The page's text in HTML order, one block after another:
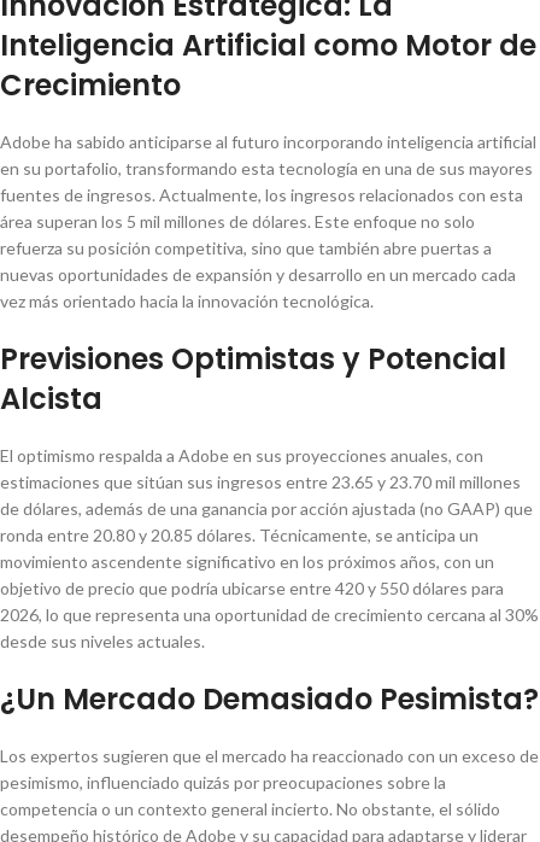
Inteligencia Artificial como Motor de
Crecimiento
Adobe ha sabido anticiparse al futuro incorporando inteligencia artificial
en su portafolio, transformando esta tecnología en una de sus mayores
fuentes de ingresos. Actualmente, los ingresos relacionados con esta
área superan los 5 mil millones de dólares. Este enfoque no solo
refuerza su posición competitiva, sino que también abre puertas a
nuevas oportunidades de expansión y desarrollo en un mercado cada
vez más orientado hacia la innovación tecnológica.
Previsiones Optimistas y Potencial
Alcista
El optimismo respalda a Adobe en sus proyecciones anuales, con
estimaciones que sitúan sus ingresos entre 23.65 y 23.70 mil millones
de dólares, además de una ganancia por acción ajustada (no GAAP) que
ronda entre 20.80 y 20.85 dólares. Técnicamente, se anticipa un
movimiento ascendente significativo en los próximos años, con un
objetivo de precio que podría ubicarse entre 420 y 550 dólares para
2026, lo que representa una oportunidad de crecimiento cercana al 30%
desde sus niveles actuales.
¿Un Mercado Demasiado Pesimista?
Los expertos sugieren que el mercado ha reaccionado con un exceso de
pesimismo, influenciado quizás por preocupaciones sobre la
competencia o un contexto general incierto. No obstante, el sólido
desempeño histórico de Adobe y su capacidad para adaptarse y liderar